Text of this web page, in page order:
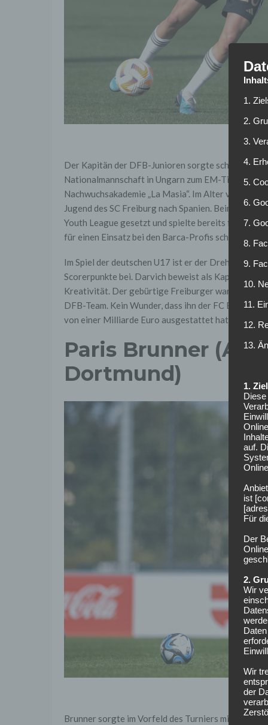
Der Kapitän der DFB-Junioren sorgte schon im
Nationalmannschaft in Ungarn zum EM-Titel,
Nachwuchsakademie „La Masia“. Im Alter von 16
Jugend des SC Freiburg nach Spanien. Beim
Youth League gesetzt und spielte bereits für die
für einen Einsatz bei den Barca-Profis schreibt
Im Spiel der deutschen U17 ist er der Dreh- und
Scorerpunkte bei. Darvich beweist als Kapitän
Kreativität. Der gebürtige Freiburger war vor allem
DFB-Team. Kein Wunder, dass ihn der FC
von einer Milliarde Euro ausgestattet hat.
Paris Brunner
Dortmund)
Brunner sorgte im Vorfeld des Turniers mit einer
1.
2.
3.
4.
5.
6.
7.
8.
9.
10.
11.
12.
13.
1.
auf.
ist
Für
Der
2.
Wir
Wir
der